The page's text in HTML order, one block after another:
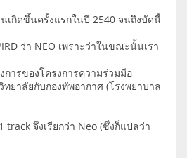
เกิดขึ้นครั้งแรกในปี 2540 จนถึงบัดนี้
ว่า NEO เพราะว่าในขณะนั้นเรา
การของโครงการความร่วมมือ
ยาลัยกับกองทัพอากาศ (โรงพยาบาล
track จึงเรียกว่า Neo (ซึ่งก็แปลว่า